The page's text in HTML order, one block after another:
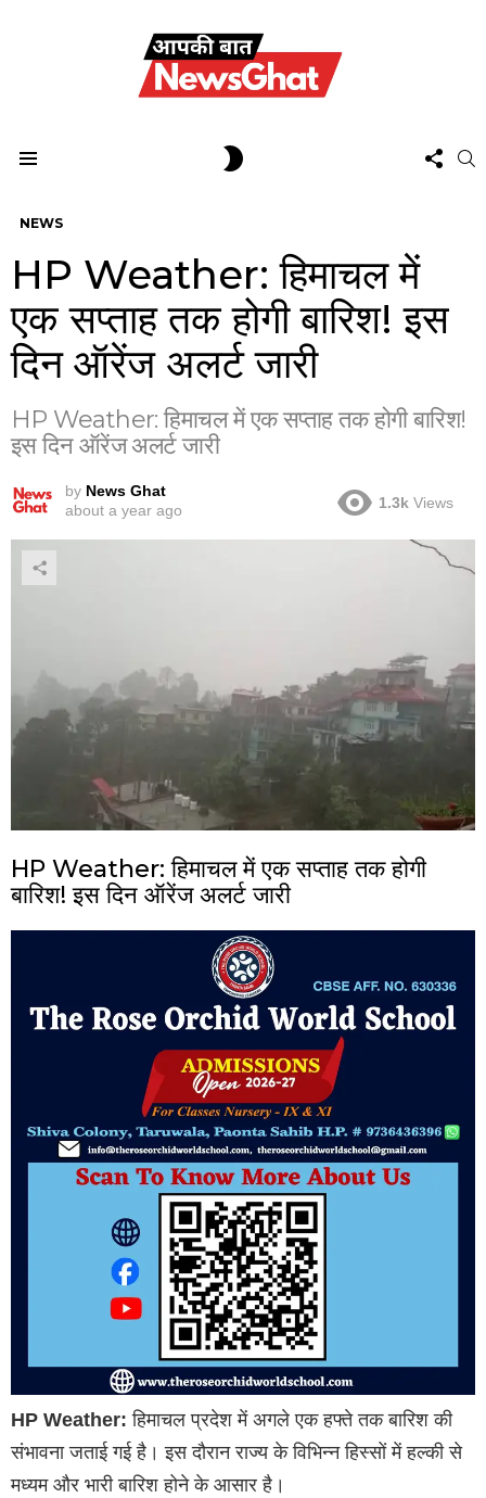
US
NEWS
HP Weather: हिमाचल में
एक सप्ताह तक होगी बारिश! इस
दिन ऑरेंज अलर्ट जारी
HP Weather: हिमाचल में एक सप्ताह तक होगी बारिश!
इस दिन ऑरेंज अलर्ट जारी
by News Ghat
about a year ago
1.3k Views
HP Weather: हिमाचल में एक सप्ताह तक होगी
बारिश! इस दिन ऑरेंज अलर्ट जारी
HP Weather: हिमाचल प्रदेश में अगले एक हफ्ते तक बारिश की
संभावना जताई गई है। इस दौरान राज्य के विभिन्न हिस्सों में हल्की से
मध्यम और भारी बारिश होने के आसार है।